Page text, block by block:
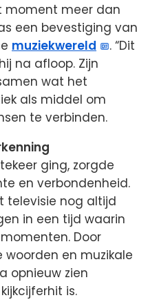
moment meer dan
een bevestiging van
muziekwereld
. “Dit
na afloop. Zijn
wat het
als middel om
te verbinden.
ging, zorgde
en verbondenheid.
televisie nog altijd
in een tijd waarin
Door
woorden en muzikale
opnieuw zien
is.